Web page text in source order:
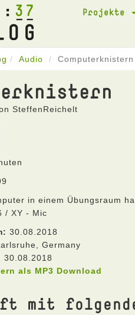
37 Projekte
Audio Computerknistern
SteffenReichelt
in einem Übungsraum
/ XY - Mic
30.08.2018
Germany
30.08.2018
als MP3 Download
mit